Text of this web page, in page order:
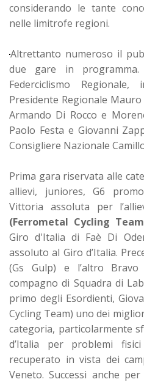
considerando le tante
nelle limitrofe regioni.
Altrettanto numeroso il
due gare in
Federciclismo
Presidente Regionale
Armando Di Rocco e
Paolo Festa e Giovanni
Consigliere Nazionale
Prima gara riservata alle
allievi, juniores, G6
Vittoria assoluta per
(Ferrometal Cycling
Giro d'Italia di Faè Di
assoluto al Giro d’Italia.
(Gs Gulp) e l’altro Bravo
compagno di Squadra di
primo degli Esordienti,
Cycling Team) uno dei
categoria, particolarmente
d’Italia per problemi
recuperato in vista dei
Veneto. Successi anche